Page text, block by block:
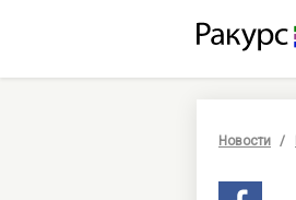
Новости